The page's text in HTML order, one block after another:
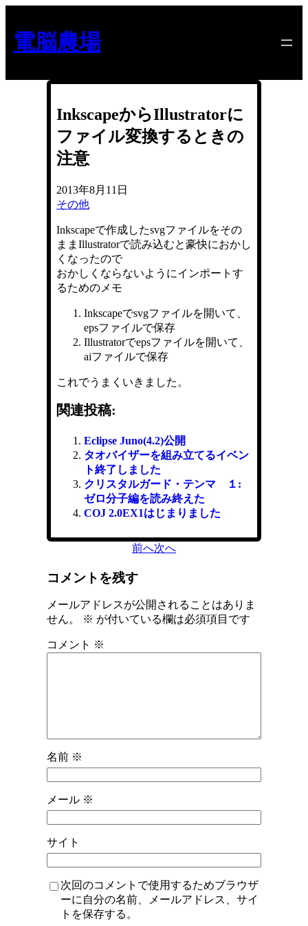
を
ス
ッ
電脳農場
InkscapeからIllustratorに
ファイル変換するときの
注意
2013年8月11日
その他
Inkscapeで作成したsvgファイルをその
ままIllustratorで読み込むと豪快におかし
くなったので
おかしくならないようにインポートす
るためのメモ
Inkscapeでsvgファイルを開いて、
epsファイルで保存
Illustratorでepsファイルを開いて、
aiファイルで保存
これでうまくいきました。
関連投稿:
Eclipse Juno(4.2)公開
タオバイザーを組み立てるイベン
ト終了しました
クリスタルガード・テンマ １:
ゼロ分子編を読み終えた
COJ 2.0EX1はじまりました
前へ次へ
コメントを残す
メールアドレスが公開されることはありま
せん。
※ が付いている欄は必須項目です
コメント ※
名前 ※
メール ※
サイト
次回のコメントで使用するためブラウザ
ーに自分の名前、メールアドレス、サイ
トを保存する。